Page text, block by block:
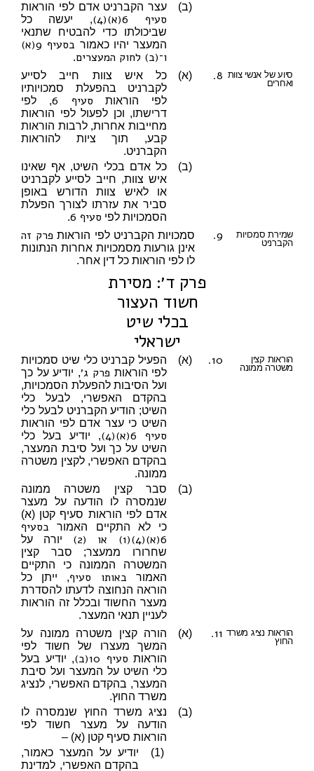
(ב)
עצר הקברניט אדם לפי הוראות
סעיף 6(א)(4)
, יעשה כל
שביכולתו כדי להבטיח שתנאי
המעצר יהיו כאמור
בסעיף 9(א)
ו־(ב) לחוק המעצרים.
8. סיוע של אנשי צוות
ואחרים
(א)
כל איש צוות חייב לסייע
לקברניט בהפעלת סמכויותיו
לפי הוראות סעיף 6
, לפי
דרישתו, וכן לפעול לפי הוראות
מחייבות אחרות, לרבות הוראות
קבע, תוך ציות להוראות
הקברניט.
(ב)
כל אדם בכלי השיט, אף שאינו
איש צוות, חייב לסייע לקברניט
או לאיש צוות הדורש באופן
סביר את עזרתו לצורך הפעלת
הסמכויות לפי סעיף 6 .
9.
שמירת סמכויות
הקברניט
סמכויות הקברניט לפי הוראות פרק זה
אינן גורעות מסמכויות אחרות הנתונות
לו לפי הוראות כל דין אחר.
פרק ד׳: מסירת
חשוד העצור
בכלי שיט
ישראלי
10.
הוראות קצין
משטרה ממונה
(א)
הפעיל קברניט כלי שיט סמכויות
לפי הוראות פרק ג׳, יודיע על כך
ועל הסיבות להפעלת הסמכויות,
בהקדם האפשרי, לבעל כלי
השיט; הודיע הקברניט לבעל כלי
השיט כי עצר אדם לפי הוראות
סעיף 6(א)(4)
, יודיע בעל כלי
השיט על כך ועל סיבת המעצר,
בהקדם האפשרי, לקצין משטרה
ממונה.
(ב)
סבר קצין משטרה ממונה
שנמסרה לו הודעה על מעצר
אדם לפי הוראות סעיף קטן (א)
כי לא התקיים האמור בסעיף
6(א)(4)(1) או (2)
יורה על
שחרורו ממעצר; סבר קצין
המשטרה הממונה כי התקיים
האמור באותו סעיף, ייתן כל
הוראה הנחוצה לדעתו להסדרת
מעצר החשוד ובכלל זה הוראות
לעניין תנאי המעצר.
11. הוראות נציג משרד
החוץ
(א)
הורה קצין משטרה ממונה על
המשך מעצרו של חשוד לפי
הוראות סעיף 10(ב)
, יודיע בעל
כלי השיט על המעצר ועל סיבת
המעצר, בהקדם האפשרי, לנציג
משרד החוץ.
(ב)
נציג משרד החוץ שנמסרה לו
הודעה על מעצר חשוד לפי
הוראות סעיף קטן (א) –
(1)
יודיע על המעצר כאמור,
בהקדם האפשרי, למדינת